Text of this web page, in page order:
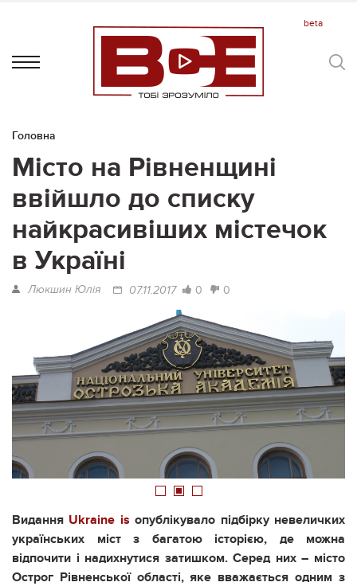
Головна
Місто на Рівненщині
ввійшло до списку
найкрасивіших містечок
в Україні
Люкшин Юлія 07.11.2017 0 0
1 2 3
Видання Ukraine is опублікувало підбірку невеличких
українських міст з багатою історією, де можна
відпочити і надихнутися затишком. Серед них – місто
Острог Рівненської області, яке вважається одним з